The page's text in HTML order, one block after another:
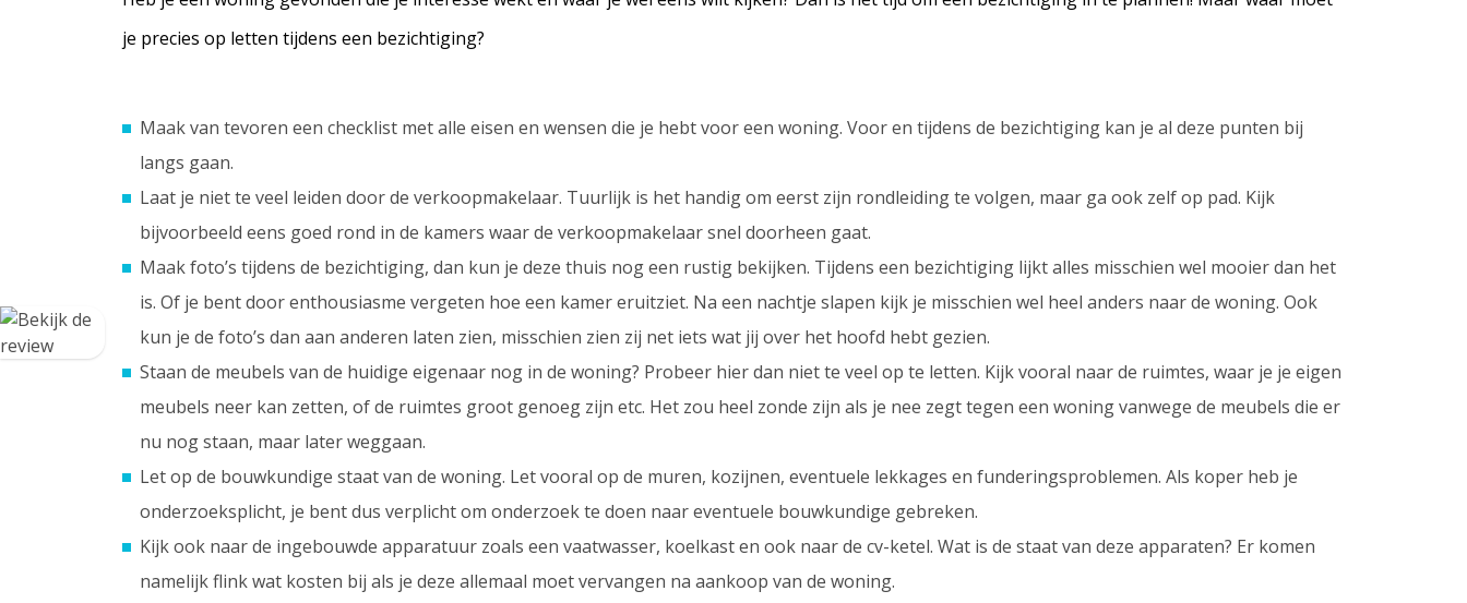
je precies op letten tijdens een bezichtiging?
Maak van tevoren een checklist met alle eisen en wensen die je hebt voor een woning. Voor en tijdens de bezichtiging kan je al deze punten bij
langs gaan.
Laat je niet te veel leiden door de verkoopmakelaar. Tuurlijk is het handig om eerst zijn rondleiding te volgen, maar ga ook zelf op pad. Kijk
bijvoorbeeld eens goed rond in de kamers waar de verkoopmakelaar snel doorheen gaat.
Maak foto’s tijdens de bezichtiging, dan kun je deze thuis nog een rustig bekijken. Tijdens een bezichtiging lijkt alles misschien wel mooier dan het
is. Of je bent door enthousiasme vergeten hoe een kamer eruitziet. Na een nachtje slapen kijk je misschien wel heel anders naar de woning. Ook
kun je de foto’s dan aan anderen laten zien, misschien zien zij net iets wat jij over het hoofd hebt gezien.
Staan de meubels van de huidige eigenaar nog in de woning? Probeer hier dan niet te veel op te letten. Kijk vooral naar de ruimtes, waar je je eigen
meubels neer kan zetten, of de ruimtes groot genoeg zijn etc. Het zou heel zonde zijn als je nee zegt tegen een woning vanwege de meubels die er
nu nog staan, maar later weggaan.
Let op de bouwkundige staat van de woning. Let vooral op de muren, kozijnen, eventuele lekkages en funderingsproblemen. Als koper heb je
onderzoeksplicht, je bent dus verplicht om onderzoek te doen naar eventuele bouwkundige gebreken.
Kijk ook naar de ingebouwde apparatuur zoals een vaatwasser, koelkast en ook naar de cv-ketel. Wat is de staat van deze apparaten? Er komen
namelijk flink wat kosten bij als je deze allemaal moet vervangen na aankoop van de woning.